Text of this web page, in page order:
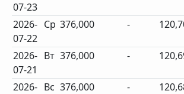
07-23
2026-
07-22
Ср 376,000 -
2026-
07-21
Вт 376,000 -
2026- Вс 376,000 -